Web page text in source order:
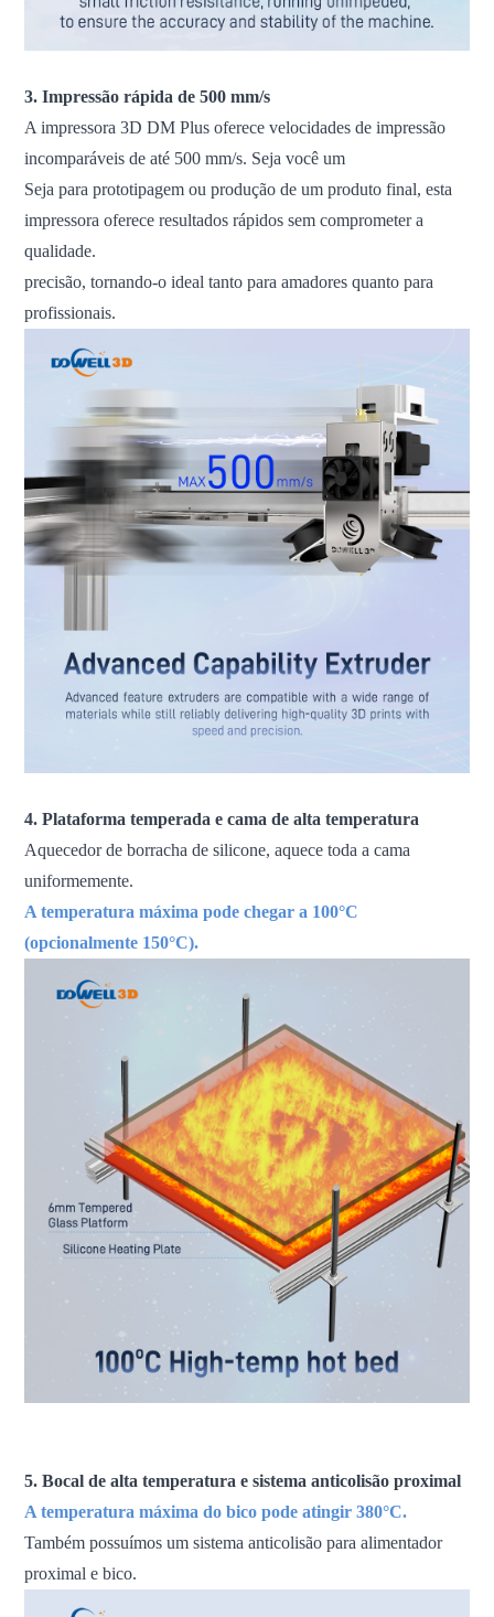
3. Impressão rápida de 500 mm/s
A impressora 3D DM Plus oferece velocidades de impressão
incomparáveis ​​de até 500 mm/s. Seja você um
Seja para prototipagem ou produção de um produto final, esta
impressora oferece resultados rápidos sem comprometer a
qualidade.
precisão, tornando-o ideal tanto para amadores quanto para
profissionais.
4. Plataforma temperada e cama de alta temperatura
Aquecedor de borracha de silicone, aquece toda a cama
uniformemente.
A temperatura máxima pode chegar a 100°C
(opcionalmente 150°C).
5. Bocal de alta temperatura e sistema anticolisão proximal
A temperatura máxima do bico pode atingir 380°C.
Também possuímos um sistema anticolisão para alimentador
proximal e bico.